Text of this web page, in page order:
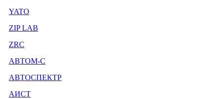
YATO
ZIP LAB
ZRC
АВТОМ-С
АВТОСПЕКТР
АИСТ